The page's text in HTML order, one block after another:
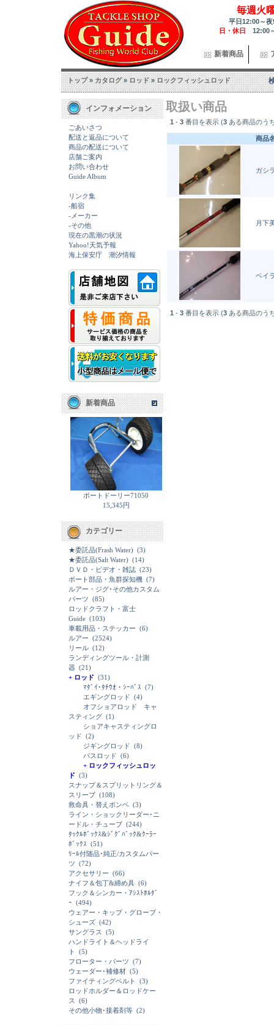
毎週火
平日12:00～
日・休日 12:00
新着商品
トップ»カタログ»ロッド»ロックフィッシュロッド
インフォメーション
ごあいさつ
配送と返品について
商品の配送について
店舗ご案内
お問い合わせ
Guide Album
リンク集
-船宿
-メーカー
-その他
現在の黒潮の状況
Yahoo!天気予報
海上保安庁 潮汐情報
新着商品
ボートドーリー71050
15,345円
カテゴリー
★委託品(Frash Water) (3)
★委託品(Salt Water) (14)
ＤＶＤ・ビデオ・雑誌 (23)
ボート部品・魚群探知機 (7)
ルアー・ジグ･その他カスタム
パーツ (85)
ロッドクラフト・富士
Guide (103)
車載用品・ステッカー (6)
ルアー (2524)
リール (12)
ランディングツール・計測
器 (21)
+ ロッド (31)
ﾏﾀﾞｲ･ﾀﾁｳｵ・ｼｰﾊﾞｽ (7)
エギングロッド (4)
オフショアロッド キャ
スティング (1)
ショアキャスティングロ
ッド (2)
ジギングロッド (8)
バスロッド (6)
+ ロックフィッシュロッ
ド (3)
スナップ＆スプリットリング＆
スリーブ (108)
救命具・替えボンベ (3)
ライン・ショックリーダー･ニ
ードル・チューブ (244)
ﾀｯｸﾙﾎﾞｯｸｽ&ｼﾞｸﾞﾊﾞｯｸ&ｸｰﾗｰ
ﾎﾞｯｸｽ (51)
ﾘｰﾙ付随品･純正/カスタムパー
ツ (72)
アクセサリー (66)
ナイフ＆包丁&締め具 (6)
フック＆シンカー・ｱｼｽﾄﾎﾙﾀﾞ
ｰ (494)
ウェアー・キップ・グローブ・
シューズ (42)
サングラス
(5)
ハンドライト＆ヘッドライ
ト
(5)
フローター・パーツ (7)
ウェーダー･補修材 (5)
ファイティングベルト
(3)
ロッドホルダー＆ロッドケー
ス
(6)
その他小物･接着剤等 (2)
取扱い商品
1 - 3 番目を表示 (3 ある商品のう
商品
ガシ
月下
ベイ
1 - 3 番目を表示 (3 ある商品のう